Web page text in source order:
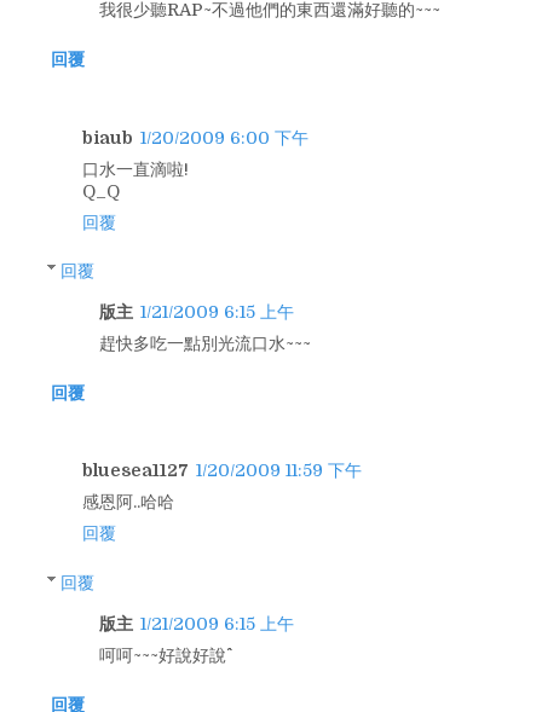
我很少聽RAP~不過他們的東西還滿好聽的~~~
回覆
biaub 1/20/2009 6:00 下午
口水一直滴啦!
Q_Q
回覆
回覆
版主 1/21/2009 6:15 上午
趕快多吃一點別光流口水~~~
回覆
bluesea1127 1/20/2009 11:59 下午
感恩阿..哈哈
回覆
回覆
版主 1/21/2009 6:15 上午
呵呵~~~好說好說^^
回覆